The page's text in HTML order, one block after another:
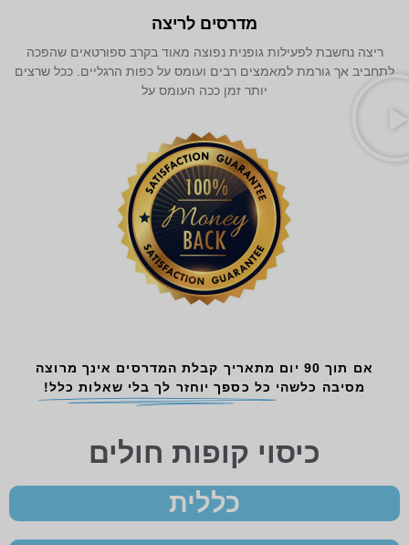
מדרסים לריצה
ריצה נחשבת לפעילות גופנית נפוצה מאוד בקרב ספורטאים שהפכה
לתחביב אך גורמת למאמצים רבים ועומס על כפות הרגליים. ככל שרצים
יותר זמן ככה העומס על
אם תוך 90 יום מתאריך קבלת המדרסים אינך מרוצה
מסיבה כלשהי כל כספך יוחזר לך בלי שאלות כלל!
כיסוי קופות חולים
כללית